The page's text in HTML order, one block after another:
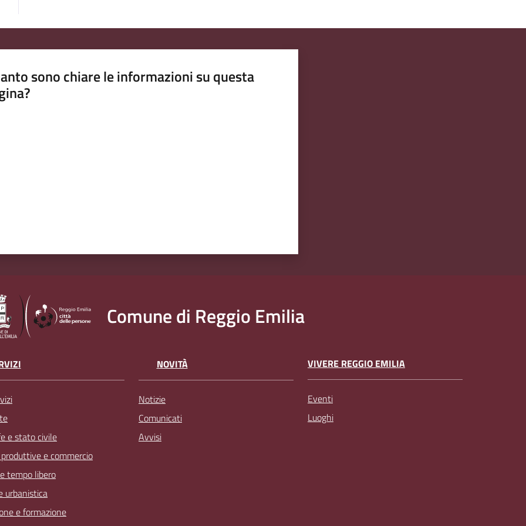
sono chiare le informazioni su questa
Comune di Reggio Emilia
e stato civile
e commercio
tempo libero
urbanistica
e formazione
NOVITÀ
Notizie
Comunicati
Avvisi
VIVERE REGGIO EMILIA
Eventi
Luoghi